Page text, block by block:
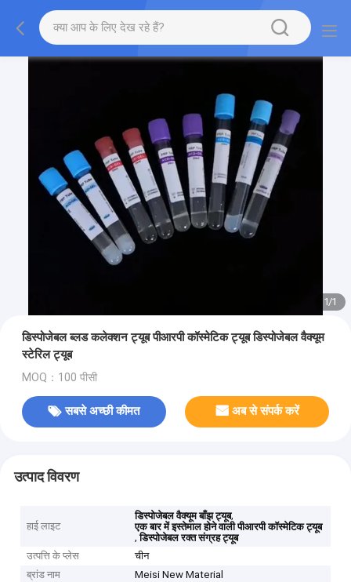
1/1
डिस्पोजेबल ब्लड कलेक्शन ट्यूब पीआरपी कॉस्मेटिक ट्यूब डिस्पोजेबल वैक्यूम
स्टेरिल ट्यूब
MOQ：100 पीसी
सबसे अच्छी कीमत अब से संपर्क करें
उत्पाद विवरण
हाई लाइट
डिस्पोजेबल वैक्यूम बाँझ ट्यूब,
एक बार में इस्तेमाल होने वाली पीआरपी कॉस्मेटिक ट्यूब
,डिस्पोजेबल रक्त संग्रह ट्यूब
उत्पत्ति के प्लेस
चीन
ब्रांड नाम
Meisi New Material